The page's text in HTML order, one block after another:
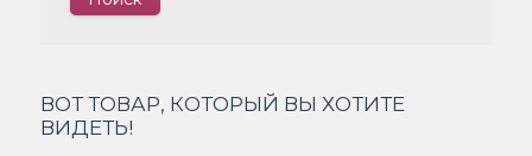
ВОТ ТОВАР, КОТОРЫЙ ВЫ ХОТИТЕ
ВИДЕТЬ!